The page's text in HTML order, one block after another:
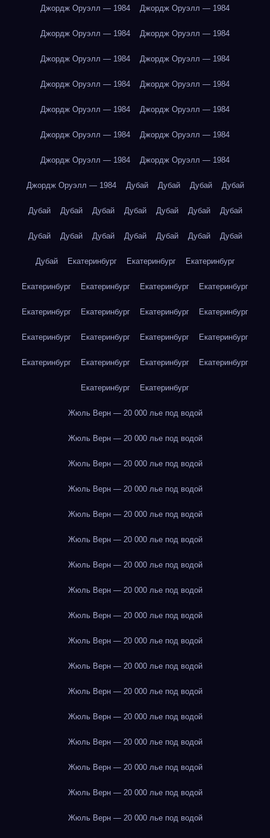
Джордж Оруэлл — 1984 Джордж Оруэлл — 1984
Джордж Оруэлл — 1984 Джордж Оруэлл — 1984
Джордж Оруэлл — 1984 Джордж Оруэлл — 1984
Джордж Оруэлл — 1984 Джордж Оруэлл — 1984
Джордж Оруэлл — 1984 Джордж Оруэлл — 1984
Джордж Оруэлл — 1984 Джордж Оруэлл — 1984
Джордж Оруэлл — 1984 Джордж Оруэлл — 1984
Джордж Оруэлл — 1984 Дубай Дубай Дубай Дубай
Дубай Дубай Дубай Дубай Дубай Дубай Дубай
Дубай Дубай Дубай Дубай Дубай Дубай Дубай
Дубай Екатеринбург Екатеринбург Екатеринбург
Екатеринбург Екатеринбург Екатеринбург Екатеринбург
Екатеринбург Екатеринбург Екатеринбург Екатеринбург
Екатеринбург Екатеринбург Екатеринбург Екатеринбург
Екатеринбург Екатеринбург Екатеринбург Екатеринбург
Екатеринбург Екатеринбург
Жюль Верн — 20 000 лье под водой
Жюль Верн — 20 000 лье под водой
Жюль Верн — 20 000 лье под водой
Жюль Верн — 20 000 лье под водой
Жюль Верн — 20 000 лье под водой
Жюль Верн — 20 000 лье под водой
Жюль Верн — 20 000 лье под водой
Жюль Верн — 20 000 лье под водой
Жюль Верн — 20 000 лье под водой
Жюль Верн — 20 000 лье под водой
Жюль Верн — 20 000 лье под водой
Жюль Верн — 20 000 лье под водой
Жюль Верн — 20 000 лье под водой
Жюль Верн — 20 000 лье под водой
Жюль Верн — 20 000 лье под водой
Жюль Верн — 20 000 лье под водой
Жюль Верн — 20 000 лье под водой